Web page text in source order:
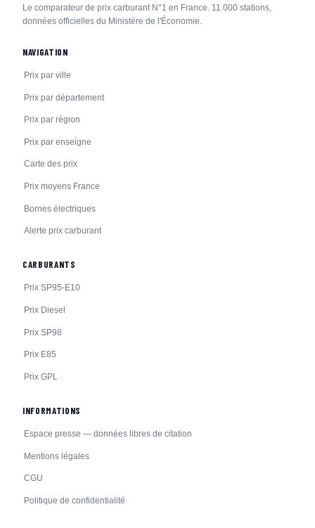
Le comparateur de prix carburant N°1 en France. 11 000 stations,
données officielles du Ministère de l'Économie.
NAVIGATION
Prix par ville
Prix par département
Prix par région
Prix par enseigne
Carte des prix
Prix moyens France
Bornes électriques
Alerte prix carburant
CARBURANTS
Prix SP95-E10
Prix Diesel
Prix SP98
Prix E85
Prix GPL
INFORMATIONS
Espace presse — données libres de citation
Mentions légales
CGU
Politique de confidentialité